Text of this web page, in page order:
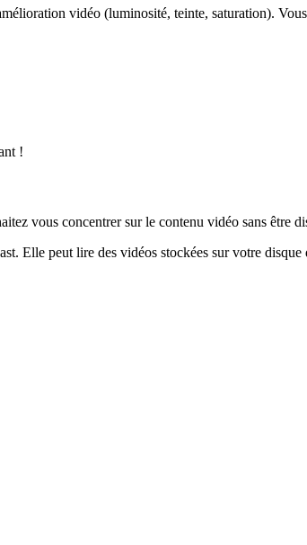
vidéo (luminosité, teinte, saturation).
!
vous concentrer sur le contenu vidéo sans être
Elle peut lire des vidéos stockées sur votre